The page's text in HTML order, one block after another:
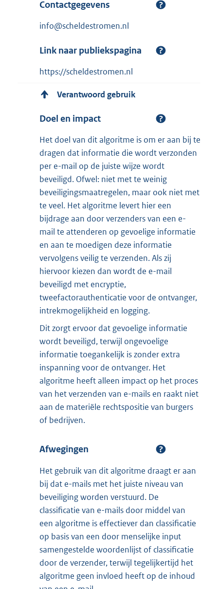
Contactgegevens
info@scheldestromen.nl
Link naar publiekspagina
https://scheldestromen.nl
Verantwoord gebruik
Doel en impact
Het doel van dit algoritme is om er aan bij te
dragen dat informatie die wordt verzonden
per e-mail op de juiste wijze wordt
beveiligd. Ofwel: niet met te weinig
beveiligingsmaatregelen, maar ook niet met
te veel. Het algoritme levert hier een
bijdrage aan door verzenders van een e-
mail te attenderen op gevoelige informatie
en aan te moedigen deze informatie
vervolgens veilig te verzenden. Als zij
hiervoor kiezen dan wordt de e-mail
beveiligd met encryptie,
tweefactorauthenticatie voor de ontvanger,
intrekmogelijkheid en logging.
Dit zorgt ervoor dat gevoelige informatie
wordt beveiligd, terwijl ongevoelige
informatie toegankelijk is zonder extra
inspanning voor de ontvanger. Het
algoritme heeft alleen impact op het proces
van het verzenden van e-mails en raakt niet
aan de materiële rechtspositie van burgers
of bedrijven.
Afwegingen
Het gebruik van dit algoritme draagt er aan
bij dat e-mails met het juiste niveau van
beveiliging worden verstuurd. De
classificatie van e-mails door middel van
een algoritme is effectiever dan classificatie
op basis van een door menselijke input
samengestelde woordenlijst of classificatie
door de verzender, terwijl tegelijkertijd het
algoritme geen invloed heeft op de inhoud